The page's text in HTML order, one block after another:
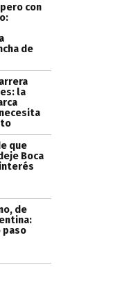
con
de
la
que
Boca
de
paso